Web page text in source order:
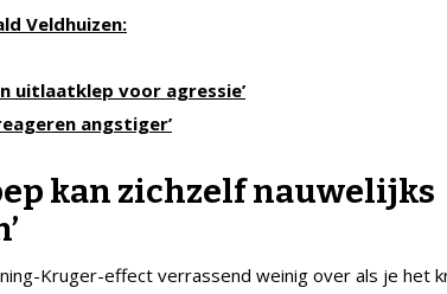
Veldhuizen:
uitlaatklep voor agressie’
angstiger’
kan zichzelf nauwelijks
Kruger-effect verrassend weinig over als je het